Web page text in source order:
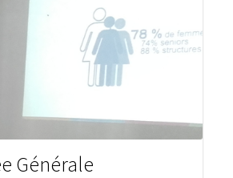
Générale